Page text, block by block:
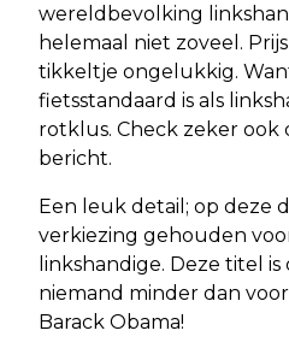
wereldbevolking
helemaal niet zoveel.
tikkeltje ongelukkig.
fietsstandaard is als
rotklus. Check zeker ook
bericht.
Een leuk detail; op deze
verkiezing gehouden
linkshandige. Deze titel
niemand minder dan
Barack Obama!